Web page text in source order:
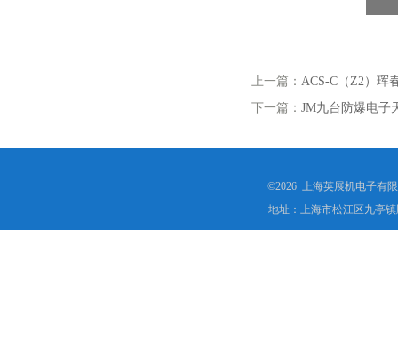
上一篇： ACS-C（Z2）珲
下一篇： JM九台防爆电子
©2026 上海英展机电子有
地址：上海市松江区九亭镇